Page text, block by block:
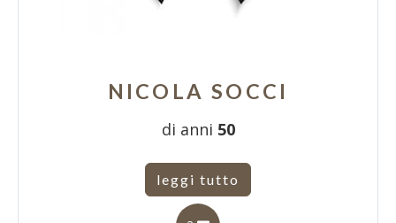
NICOLA SOCCI
di anni 50
leggi tutto